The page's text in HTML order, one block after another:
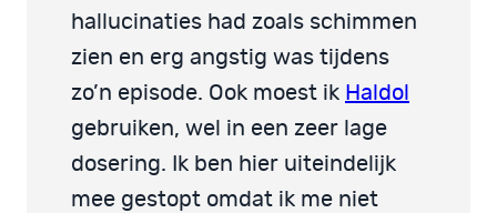
hallucinaties had zoals schimmen
zien en erg angstig was tijdens
zo’n episode. Ook moest ik Haldol
gebruiken, wel in een zeer lage
dosering. Ik ben hier uiteindelijk
mee gestopt omdat ik me niet